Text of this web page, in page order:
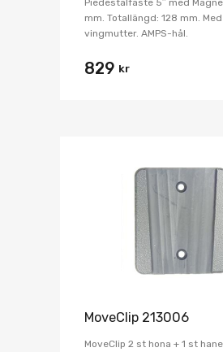
mm. Totallängd: 128 mm.
vingmutter. AMPS-hål.
829 kr
MoveClip 213006
MoveClip 2 st hona + 1 st